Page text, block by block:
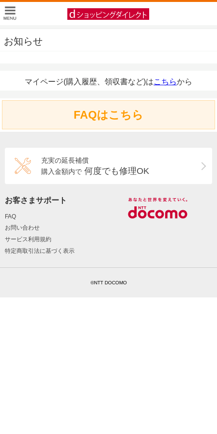
お知らせ
マイページ(購入履歴、領収書など)はこちらから
FAQはこちら
充実の延長補償
購入金額内で 何度でも修理OK
お客さまサポート
FAQ
お問い合わせ
サービス利用規約
特定商取引法に基づく表示
©NTT DOCOMO